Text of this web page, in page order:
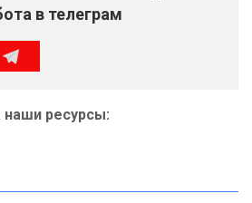
в телеграм
наши ресурсы: